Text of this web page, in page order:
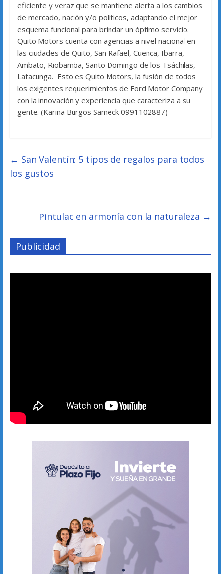
eficiente y veraz que se mantiene alerta a los cambios
de mercado, nación y/o políticos, adaptando el mejor
esquema funcional para brindar un óptimo servicio.
Quito Motors cuenta con agencias a nivel nacional en
las ciudades de Quito, San Rafael, Cuenca, Ibarra,
Ambato, Riobamba, Santo Domingo de los Tsáchilas,
Latacunga. Esto es Quito Motors, la fusión de todos
los exigentes requerimientos de Ford Motor Company
con la innovación y experiencia que caracteriza a su
gente. (Karina Burgos Sameck 0991102887)
← San Valentín: 5 tipos de regalos para todos
los gustos
Pintulac en armonía con la naturaleza →
Publicidad